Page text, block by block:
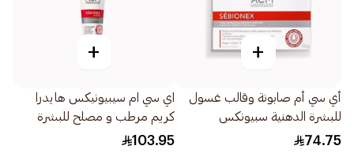
+
أي سي أم صابونة وقالب غسول
للبشرة الدهنية سبيونكس
100جرام
74.75
+
اي سي ام سيبيونيكس هايدرا
كريم مرطب و مصلح للبشرة
40مل
103.95